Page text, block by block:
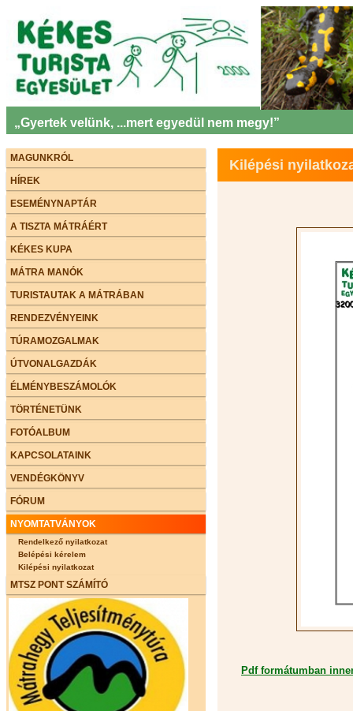
„Gyertek velünk, ...mert egyedül nem megy!”
MAGUNKRÓL
HÍREK
ESEMÉNYNAPTÁR
A TISZTA MÁTRÁÉRT
KÉKES KUPA
MÁTRA MANÓK
TURISTAUTAK A MÁTRÁBAN
RENDEZVÉNYEINK
TÚRAMOZGALMAK
ÚTVONALGAZDÁK
ÉLMÉNYBESZÁMOLÓK
TÖRTÉNETÜNK
FOTÓALBUM
KAPCSOLATAINK
VENDÉGKÖNYV
FÓRUM
NYOMTATVÁNYOK
Rendelkező nyilatkozat
Belépési kérelem
Kilépési nyilatkozat
MTSZ PONT SZÁMÍTÓ
Kilépési
Pdf formátumban